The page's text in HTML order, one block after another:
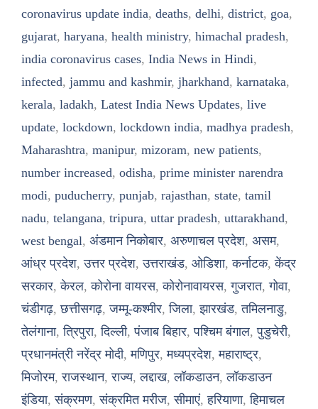
coronavirus update india, deaths, delhi, district, goa,
gujarat, haryana, health ministry, himachal pradesh,
india coronavirus cases, India News in Hindi,
infected, jammu and kashmir, jharkhand, karnataka,
kerala, ladakh, Latest India News Updates, live
update, lockdown, lockdown india, madhya pradesh,
Maharashtra, manipur, mizoram, new patients,
number increased, odisha, prime minister narendra
modi, puducherry, punjab, rajasthan, state, tamil
nadu, telangana, tripura, uttar pradesh, uttarakhand,
west bengal, अंडमान निकोबार, अरुणाचल प्रदेश, असम,
आंध्र प्रदेश,उत्तर प्रदेश,उत्तराखंड, ओडिशा,कर्नाटक,केंद्र
सरकार,केरल,कोरोना वायरस,कोरोनावायरस,गुजरात,गोवा,
चंडीगढ़,छत्तीसगढ़,जम्मू-कश्मीर,जिला,झारखंड,तमिलनाडु,
तेलंगाना,त्रिपुरा,दिल्ली,पंजाब बिहार,पश्चिम बंगाल,पुडुचेरी,
प्रधानमंत्री नरेंद्र मोदी,मणिपुर,मध्यप्रदेश,महाराष्ट्र,
मिजोरम,राजस्थान,राज्य,लद्दाख,लॉकडाउन,लॉकडाउन
इंडिया,संक्रमण,संक्रमित मरीज,सीमाएं,हरियाणा,हिमाचल